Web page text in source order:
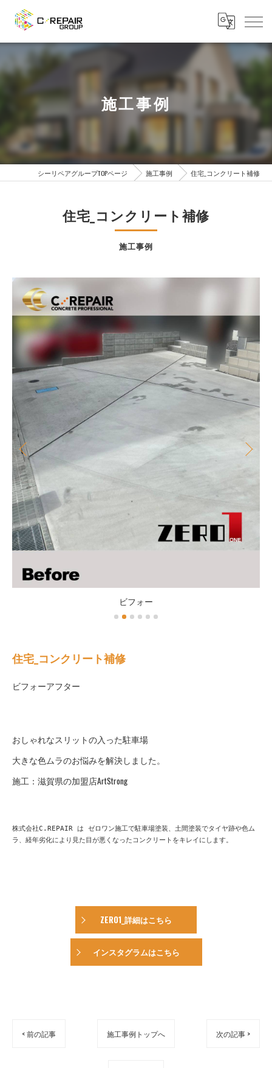
施工事例
シーリペアグループTOPページ 施工事例 住宅_コンクリート補修
施工事例
住宅_コンクリート補修
ビフォー
住宅_コンクリート補修
ビフォーアフター
おしゃれなスリットの入った駐車場
大きな色ムラのお悩みを解決しました。
施工：滋賀県の加盟店ArtStrong
株式会社C.REPAIR は ゼロワン施工で駐車場塗装、土間塗装でタイヤ跡や色ム
ラ、経年劣化により見た目が悪くなったコンクリートをキレイにします。
ZERO1_詳細はこちら
インスタグラムはこちら
< 前の記事 施工事例トップへ 次の記事 >